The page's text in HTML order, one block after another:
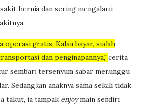
sakit hernia dan sering mengalami
operasi gratis. Kalau bayar, sudah
dan penginapannya," cerita
sembari tersenyum sabar menunggu
Sedangkan anaknya sama sekali tidak
takut, ia tampak enjoymain sendiri